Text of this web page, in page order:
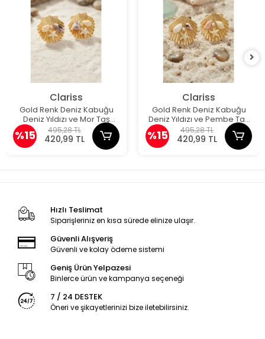
Clariss
Gold Renk Deniz Kabuğu
Deniz Yıldızı ve Mor Taş
Detaylı Küpe
%15 495,28 TL
420,99 TL
Clariss
Gold Renk Deniz Kabuğu
Deniz Yıldızı ve Pembe Taş
Detaylı Küpe
%15 495,28 TL
420,99 TL
Hızlı Teslimat
Siparişleriniz en kısa sürede elinize ulaşır.
Güvenli Alışveriş
Güvenli ve kolay ödeme sistemi
Geniş Ürün Yelpazesi
Binlerce ürün ve kampanya seçeneği
7 / 24 DESTEK
Öneri ve şikayetlerinizi bize iletebilirsiniz.